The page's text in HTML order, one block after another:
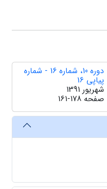
دوره 10، شماره 16 - شماره
پیاپی 16
شهریور 1391
صفحه 161-178